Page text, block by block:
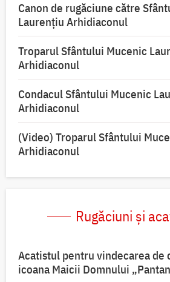
Canon de rugăciune către
Laurențiu Arhidiaconul
Troparul Sfântului Mucenic
Arhidiaconul
Condacul Sfântului Mucenic
Arhidiaconul
(Video) Troparul Sfântului
Arhidiaconul
Rugăciuni și
Acatistul pentru vindecarea de
icoana Maicii Domnului